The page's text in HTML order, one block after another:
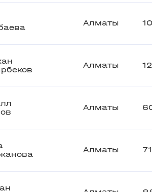
Алматы
Алматы
Алматы
Алматы